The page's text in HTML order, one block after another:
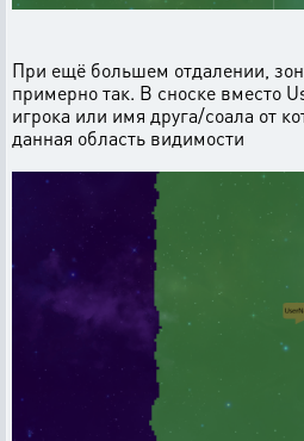
При ещё большем отдалении,
примерно так. В сноске вместо
игрока или имя друга/соала от
данная область видимости